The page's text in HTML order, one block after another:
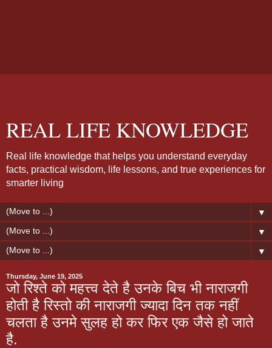
REAL LIFE KNOWLEDGE
Real life knowledge that helps you understand everyday
facts, practical wisdom, life lessons, and true experiences for
smarter living
▼
▼
▼
Thursday, June 19, 2025
जो रिश्ते को महत्त्व देते है उनके बिच भी नाराजगी
होती है रिस्तो की नाराजगी ज्यादा दिन तक नहीं
चलता है उनमे सुलह हो कर फिर एक जैसे हो जाते
है.